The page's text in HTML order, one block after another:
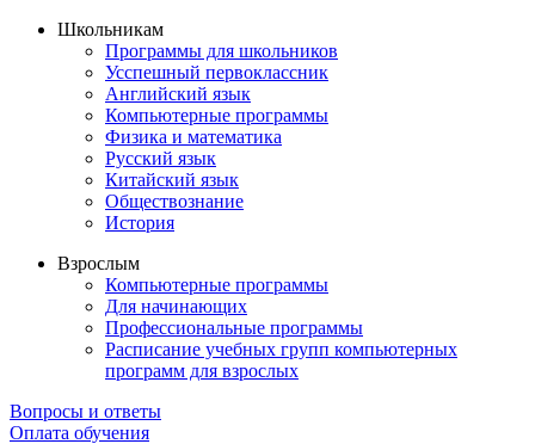
Школьникам
Программы для школьников
Усспешный первоклассник
Английский язык
Компьютерные программы
Физика и математика
Русский язык
Китайский язык
Обществознание
История
Взрослым
Компьютерные программы
Для начинающих
Профессиональные программы
Расписание учебных групп компьютерных
программ для взрослых
Вопросы и ответы
Оплата обучения